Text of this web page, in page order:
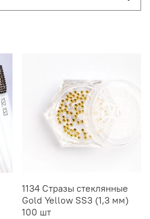
1134 Стразы стеклянные
Gold Yellow SS3 (1,3 мм)
100 шт